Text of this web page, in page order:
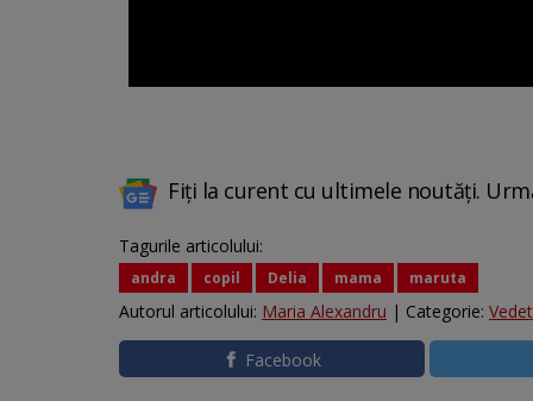
Fiți la curent cu ultimele noutăți.
Tagurile articolului:
andra copil Delia mama maruta
Autorul articolului: Maria Alexandru | Categorie:
Facebook